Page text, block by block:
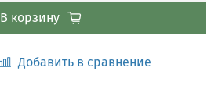
Добавить в сравнение
В корзину